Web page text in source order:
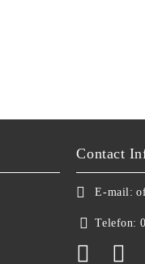
Contact
E-mail:
Telefon: